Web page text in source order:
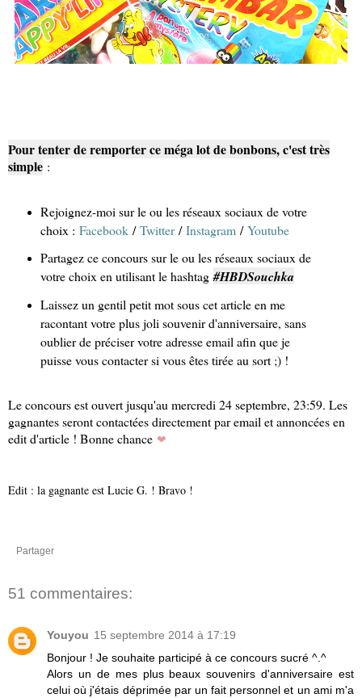
Pour tenter de remporter ce méga lot de bonbons, c'est très
simple :
Rejoignez-moi sur le ou les réseaux sociaux de votre
choix : Facebook/Twitter/Instagram/Youtube
Partagez ce concours sur le ou les réseaux sociaux de
votre choix en utilisant le hashtag#HBDSouchka
Laissez un gentil petit mot sous cet article en me
racontant votre plus joli souvenir d'anniversaire, sans
oublier de préciser votre adresse email afin que je
puisse vous contacter si vous êtes tirée au sort ;) !
Le concours est ouvert jusqu'au mercredi 24 septembre, 23:59. Les
gagnantes seront contactées directement par email et annoncées en
edit d'article ! Bonne chance ❤
Edit : la gagnante est Lucie G. ! Bravo !
Partager
51 commentaires:
Youyou 15 septembre 2014 à 17:19
Bonjour ! Je souhaite participé à ce concours sucré ^.^
Alors un de mes plus beaux souvenirs d'anniversaire est
celui où j'étais déprimée par un fait personnel et un ami m'a